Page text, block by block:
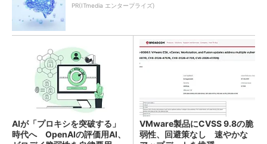
PR(ITmedia エンタープライズ)
AIが「プロキシを突破する」
時代へ OpenAIの評価用AI、
VMware製品にCVSS 9.8の脆
弱性、回避策なし 速やかな